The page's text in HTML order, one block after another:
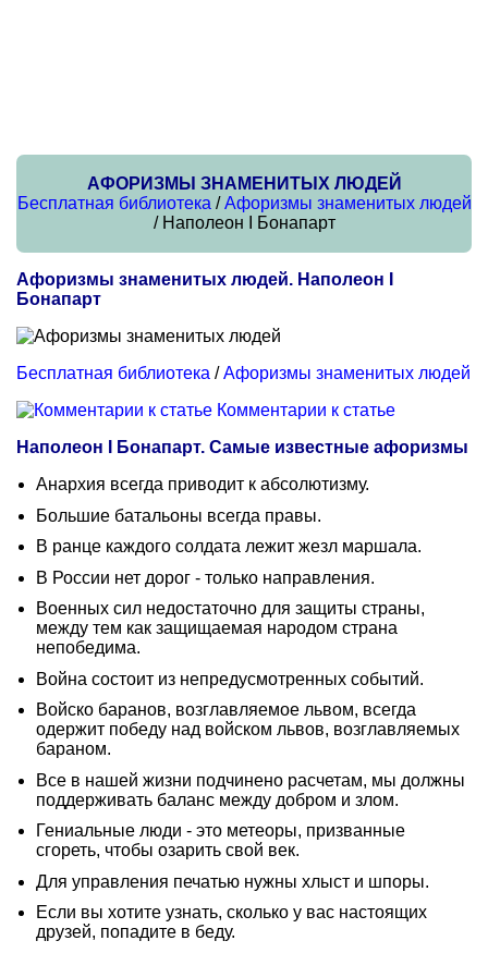
АФОРИЗМЫ ЗНАМЕНИТЫХ ЛЮДЕЙ
Бесплатная библиотека /Афоризмы знаменитых людей
/ Наполеон I Бонапарт
Афоризмы знаменитых людей. Наполеон I
Бонапарт
Бесплатная библиотека /Афоризмы знаменитых людей
Комментарии к статье
Наполеон I Бонапарт. Самые известные афоризмы
Анархия всегда приводит к абсолютизму.
Большие батальоны всегда правы.
В ранце каждого солдата лежит жезл маршала.
В России нет дорог - только направления.
Военных сил недостаточно для защиты страны,
между тем как защищаемая народом страна
непобедима.
Война состоит из непредусмотренных событий.
Войско баранов, возглавляемое львом, всегда
одержит победу над войском львов, возглавляемых
бараном.
Все в нашей жизни подчинено расчетам, мы должны
поддерживать баланс между добром и злом.
Гениальные люди - это метеоры, призванные
сгореть, чтобы озарить свой век.
Для управления печатью нужны хлыст и шпоры.
Если вы хотите узнать, сколько у вас настоящих
друзей, попадите в беду.